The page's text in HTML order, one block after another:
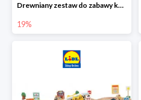
Drewniany zestaw do zabawy kolejką - farma i wiadukt
19%